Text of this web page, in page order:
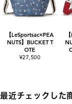
【LeSportsac×PEA
NUTS】BUCKET T
OTE
¥27,500
最近チェックした